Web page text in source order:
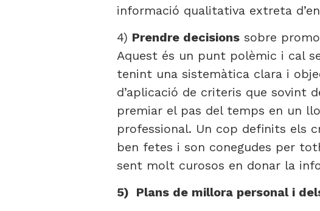
informació qualitativa extreta
4) Prendre decisions sobre
Aquest és un punt polèmic i cal
tenint una sistemàtica clara i
d’aplicació de criteris que sovint
premiar el pas del temps en un
professional. Un cop definits els
ben fetes i son conegudes per
sent molt curosos en donar la
5) Plans de millora personal i